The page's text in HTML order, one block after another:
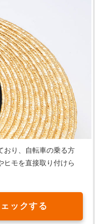
おり、自転車の乗る方
ヒモを直接取り付けら
ックする